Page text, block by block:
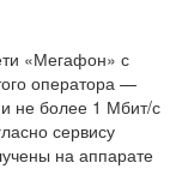
«Мегафон» с
оператора —
не более 1 Мбит/с
сервису
на аппарате